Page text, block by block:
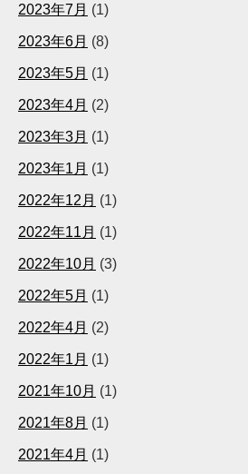
2023年7月 (1)
2023年6月 (8)
2023年5月 (1)
2023年4月 (2)
2023年3月 (1)
2023年1月 (1)
2022年12月 (1)
2022年11月 (1)
2022年10月 (3)
2022年5月 (1)
2022年4月 (2)
2022年1月 (1)
2021年10月 (1)
2021年8月 (1)
2021年4月 (1)